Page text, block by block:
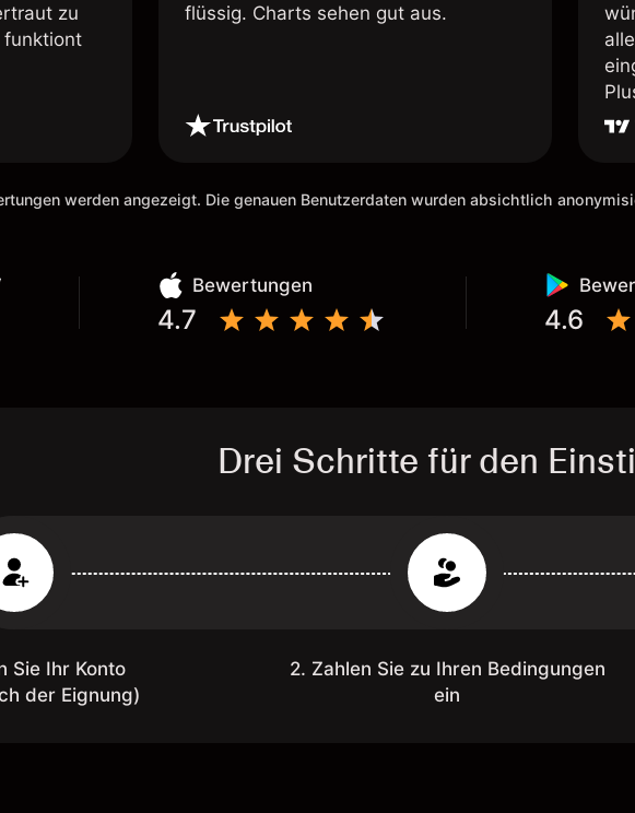
zu
funktiont
flüssig. Charts sehen gut aus.
werden angezeigt. Die genauen Benutzerdaten wurden absichtlich
Bewertungen
4.7 4.6
Drei Schritte für den
Sie Ihr Konto
der Eignung)
2. Zahlen Sie zu Ihren Bedingungen
ein